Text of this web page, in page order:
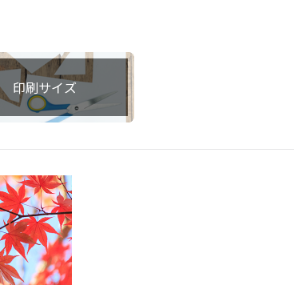
印刷サイズ